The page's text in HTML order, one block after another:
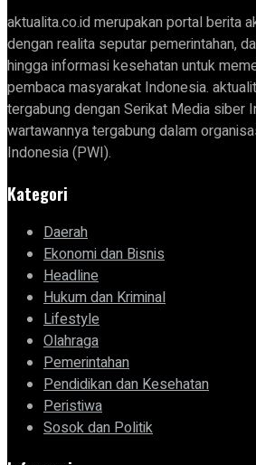
aktualita.co.id merupakan portal berita
dengan realita seputar pemerintahan,
hingga informasi kesehatan untuk
pembaca masyarakat Indonesia.
tergabung dengan Serikat Media siber
wartawannya tergabung dalam
Indonesia (PWI).
Kategori
Daerah
Ekonomi dan Bisnis
Headline
Hukum dan Kriminal
Lifestyle
Olahraga
Pemerintahan
Pendidikan dan Kesehatan
Peristiwa
Sosok dan Politik